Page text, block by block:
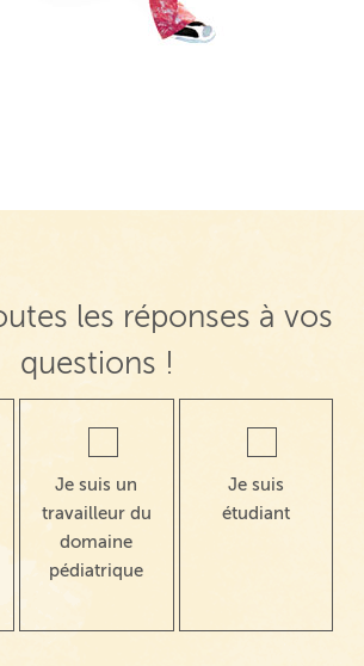
les réponses à vos
questions !
Je suis un
travailleur du
domaine
pédiatrique
Je suis
étudiant